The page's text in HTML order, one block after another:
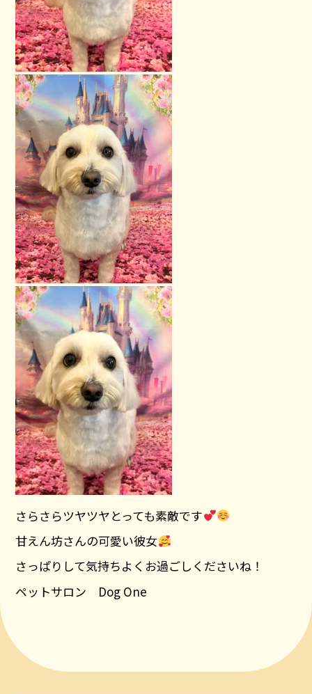
さらさらツヤツヤとっても素敵です
甘えん坊さんの可愛い彼女
さっぱりして気持ちよくお過ごしくださいね！
ペットサロン Dog One